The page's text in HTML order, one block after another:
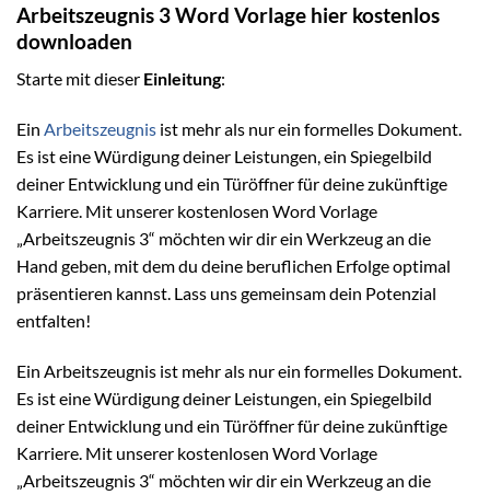
Arbeitszeugnis 3 Word Vorlage hier kostenlos
downloaden
Starte mit dieser Einleitung:
Ein Arbeitszeugnis ist mehr als nur ein formelles Dokument.
Es ist eine Würdigung deiner Leistungen, ein Spiegelbild
deiner Entwicklung und ein Türöffner für deine zukünftige
Karriere. Mit unserer kostenlosen Word Vorlage
„Arbeitszeugnis 3“ möchten wir dir ein Werkzeug an die
Hand geben, mit dem du deine beruflichen Erfolge optimal
präsentieren kannst. Lass uns gemeinsam dein Potenzial
entfalten!
Ein Arbeitszeugnis ist mehr als nur ein formelles Dokument.
Es ist eine Würdigung deiner Leistungen, ein Spiegelbild
deiner Entwicklung und ein Türöffner für deine zukünftige
Karriere. Mit unserer kostenlosen Word Vorlage
„Arbeitszeugnis 3“ möchten wir dir ein Werkzeug an die